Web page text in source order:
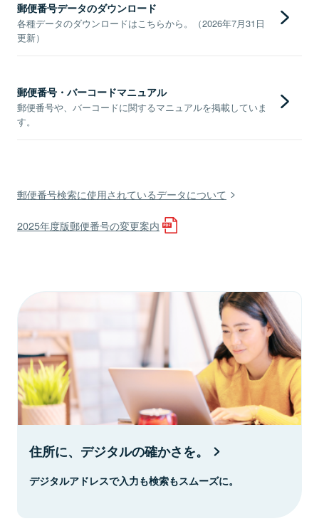
郵便番号データのダウンロード
各種データのダウンロードはこちらから。（2026年7月31日
更新）
郵便番号・バーコードマニュアル
郵便番号や、バーコードに関するマニュアルを掲載していま
す。
郵便番号検索に使用されているデータについて
2025年度版郵便番号の変更案内
住所に、デジタルの確かさを。
デジタルアドレスで入力も検索もスムーズに。